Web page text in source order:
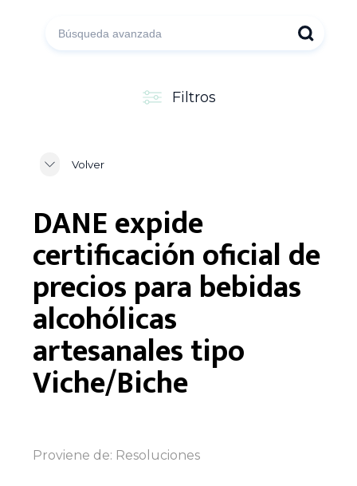
Filtros
Volver
DANE expide
certificación oficial de
precios para bebidas
alcohólicas
artesanales tipo
Viche/Biche
Proviene de: Resoluciones